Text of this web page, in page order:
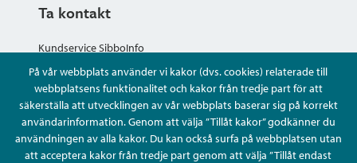
På vår webbplats använder vi kakor (dvs. cookies) relaterade till
webbplatsens funktionalitet och kakor från tredje part för att
säkerställa att utvecklingen av vår webbplats baserar sig på korrekt
användarinformation. Genom att välja ”Tillåt kakor” godkänner du
användningen av alla kakor. Du kan också surfa på webbplatsen utan
att acceptera kakor från tredje part genom att välja ”Tillåt endast
Ta kontakt
Kundservice SibboInfo
Ge anonym respons
Ställ en fråga eller sköta ditt ärende
Kontaktuppgifter